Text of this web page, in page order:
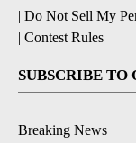
| Do Not Sell My
| Contest Rules
SUBSCRIBE
Breaking News